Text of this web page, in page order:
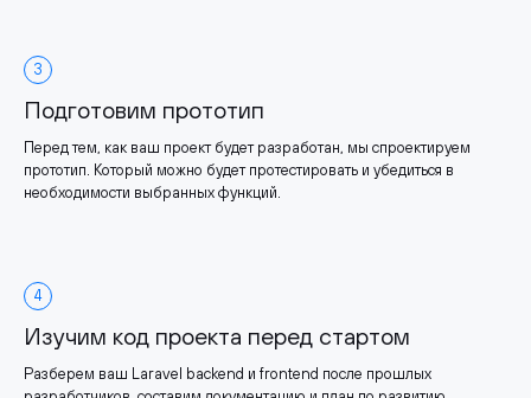
3
Подготовим прототип
Перед тем, как ваш проект будет разработан, мы спроектируем
прототип. Который можно будет протестировать и убедиться в
необходимости выбранных функций.
4
Изучим код проекта перед стартом
Разберем ваш Laravel backend и frontend после прошлых